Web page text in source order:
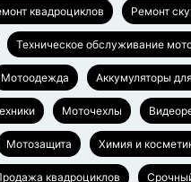
квадроциклов Ремонт
Техническое обслуживание
Мотоодежда Аккумуляторы
Моточехлы
Мотозащита Химия и
квадроциклов